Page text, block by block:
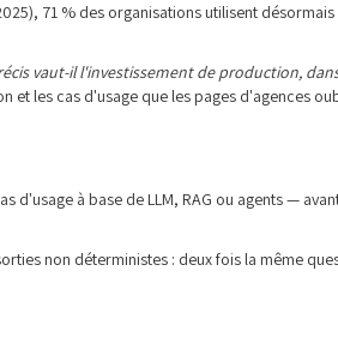
71 % des organisations utilisent
vaut-il l'investissement de production,
les cas d'usage que les pages d'agences
à base de LLM, RAG ou agents —
non déterministes : deux fois la même